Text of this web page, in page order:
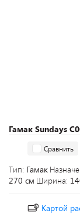
Гамак Sundays
Сравнить
Тип: Гамак
270 см Ширина:
Картой